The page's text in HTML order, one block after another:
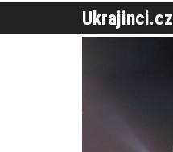
Ukrajinci.cz